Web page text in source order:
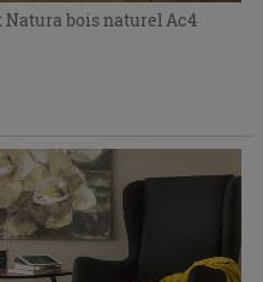
bois naturel Ac4